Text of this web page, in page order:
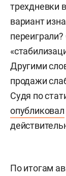
трехдневки
вариант
Другими
продажи
Судя по
опубликовал
По итогам